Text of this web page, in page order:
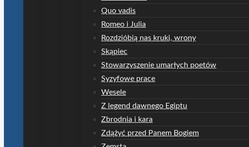
Quo vadis
Romeo i Julia
Rozdzióbią nas kruki, wrony
Skąpiec
Stowarzyszenie umarłych poetów
Syzyfowe prace
Wesele
Z legend dawnego Egiptu
Zbrodnia i kara
Zdążyć przed Panem Bogiem